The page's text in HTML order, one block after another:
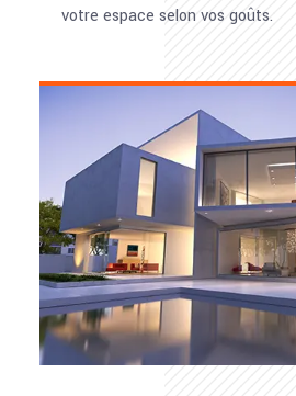
votre espace selon vos goûts.